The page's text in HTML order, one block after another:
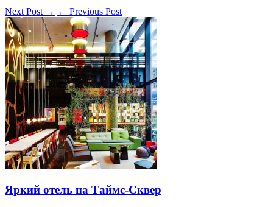
Next Post → ← Previous Post
Яркий отель на Таймс-Cквер